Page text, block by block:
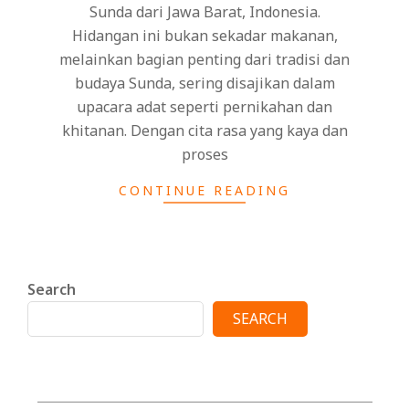
Sunda dari Jawa Barat, Indonesia.
Hidangan ini bukan sekadar makanan,
melainkan bagian penting dari tradisi dan
budaya Sunda, sering disajikan dalam
upacara adat seperti pernikahan dan
khitanan. Dengan cita rasa yang kaya dan
proses
CONTINUE READING
Search
SEARCH